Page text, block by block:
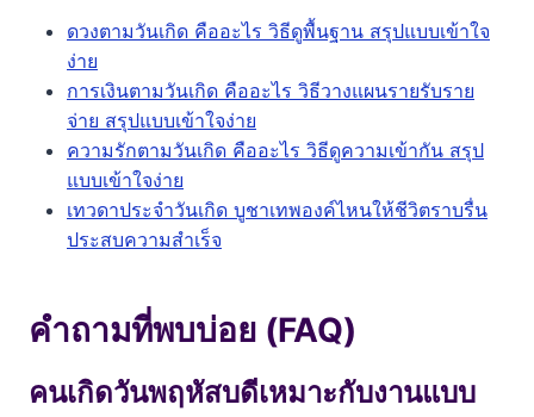
ดวงตามวันเกิด คืออะไร วิธีดูพื้นฐาน สรุปแบบเข้าใจ
ง่าย
การเงินตามวันเกิด คืออะไร วิธีวางแผนรายรับราย
จ่าย สรุปแบบเข้าใจง่าย
ความรักตามวันเกิด คืออะไร วิธีดูความเข้ากัน สรุป
แบบเข้าใจง่าย
เทวดาประจำวันเกิด บูชาเทพองค์ไหนให้ชีวิตราบรื่น
ประสบความสำเร็จ
คำถามที่พบบ่อย (FAQ)
คนเกิดวันพฤหัสบดีเหมาะกับงานแบบ